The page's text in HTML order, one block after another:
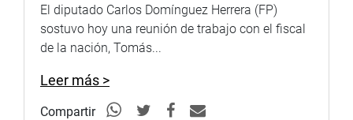
El diputado Carlos Domínguez Herrera (FP)
sostuvo hoy una reunión de trabajo con el fiscal
de la nación, Tomás...
Leer más >
Compartir